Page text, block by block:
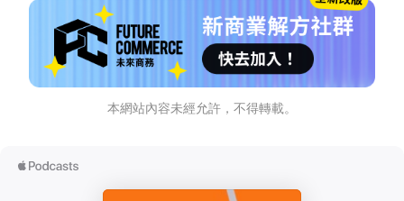
本網站內容未經允許，不得轉載。